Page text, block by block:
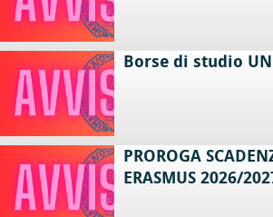
Borse di studio
PROROGA
ERASMUS 2026/